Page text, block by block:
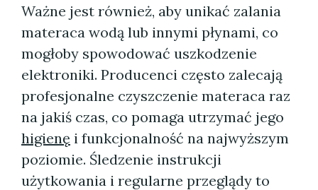
Ważne jest również, aby unikać zalania
materaca wodą lub innymi płynami, co
mogłoby spowodować uszkodzenie
elektroniki. Producenci często zalecają
profesjonalne czyszczenie materaca raz
na jakiś czas, co pomaga utrzymać jego
higienę i funkcjonalność na najwyższym
poziomie. Śledzenie instrukcji
użytkowania i regularne przeglądy to